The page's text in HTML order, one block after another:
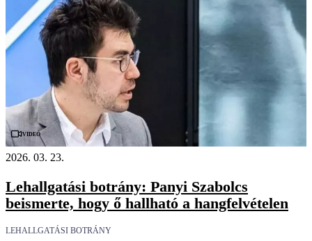
Videó
2026. 03. 23.
Lehallgatási botrány: Panyi Szabolcs
beismerte, hogy ő hallható a hangfelvételen
LEHALLGATÁSI BOTRÁNY